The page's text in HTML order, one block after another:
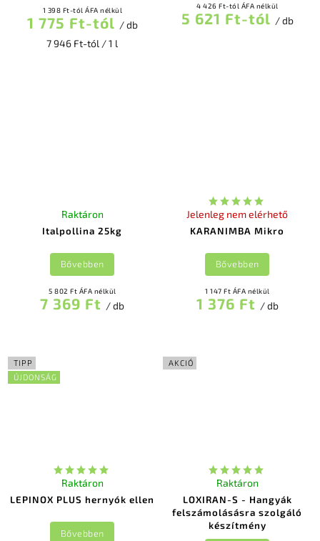
1 398 Ft-tól ÁFA nélkül
1 775 Ft-tól / db
7 946 Ft-tól / 1 l
4 426 Ft-tól ÁFA nélkül
5 621 Ft-tól / db
Italpollina 25kg
Raktáron
5 802 Ft ÁFA nélkül
7 369 Ft / db
Bővebben
KARANIMBA Mikro
Jelenleg nem elérhető
1 147 Ft ÁFA nélkül
1 376 Ft / db
Bővebben
TIPP
ÚJDONSÁG
LEPINOX PLUS hernyók ellen
Raktáron
Bővebben
AKCIÓ
LOXIRAN-S - Hangyák
felszámolásásra szolgáló
készítmény
Raktáron